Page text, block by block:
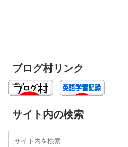
ブログ村リンク
サイト内の検索